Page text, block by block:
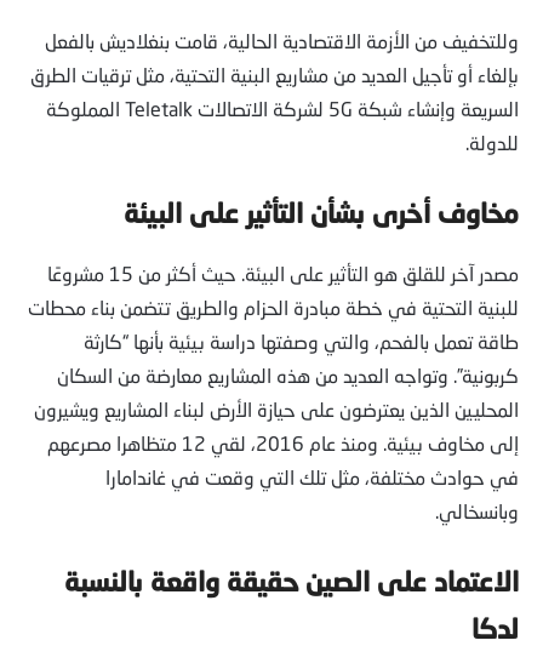
وللتخفيف من الأزمة الاقتصادية الحالية، قامت بنغلاديش بالفعل
بإلغاء أو تأجيل العديد من مشاريع البنية التحتية، مثل ترقيات الطرق
السريعة وإنشاء شبكة 5G لشركة الاتصالات Teletalk المملوكة
للدولة.
مخاوف أخرى بشأن التأثير على البيئة
مصدر آخر للقلق هو التأثير على البيئة. حيث أكثر من 15 مشروعًا
للبنية التحتية في خطة مبادرة الحزام والطريق تتضمن بناء محطات
طاقة تعمل بالفحم، والتي وصفتها دراسة بيئية بأنها “كارثة
كربونية”. وتواجه العديد من هذه المشاريع معارضة من السكان
المحليين الذين يعترضون على حيازة الأرض لبناء المشاريع ويشيرون
إلى مخاوف بيئية. ومنذ عام 2016، لقي 12 متظاهرا مصرعهم
في حوادث مختلفة، مثل تلك التي وقعت في غاندامارا
وبانسخالي.
الاعتماد على الصين حقيقة واقعة بالنسبة
لدكا